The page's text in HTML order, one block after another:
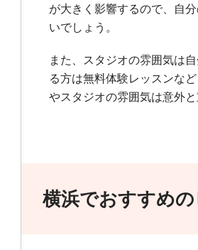
が大きく影響するので、自
いでしょう。
また、スタジオの雰囲気は
る方は無料体験レッスンな
やスタジオの雰囲気は意外
横浜でおすすめ